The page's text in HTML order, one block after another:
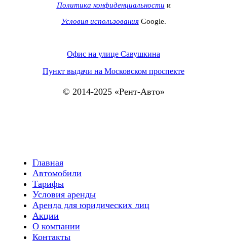
Политика конфиденциальности и
Условия использованияGoogle.
Офис на улице Савушкина
Пункт выдачи на Московском проспекте
© 2014-2025 «Рент-Авто»
Главная
Автомобили
Тарифы
Условия аренды
Аренда для юридических лиц
Акции
О компании
Контакты